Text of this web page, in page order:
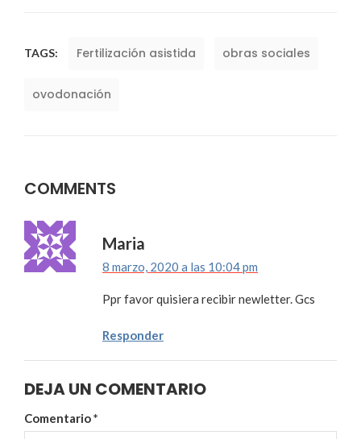
TAGS: Fertilización asistida obras sociales
ovodonación
COMMENTS
Maria
8 marzo, 2020 a las 10:04 pm
Ppr favor quisiera recibir newletter. Gcs
Responder
DEJA UN COMENTARIO
Comentario*